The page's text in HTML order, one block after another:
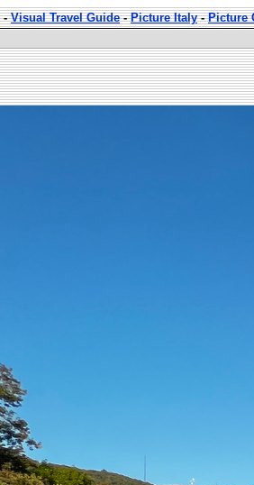
-Visual Travel Guide-Picture Italy-Picture